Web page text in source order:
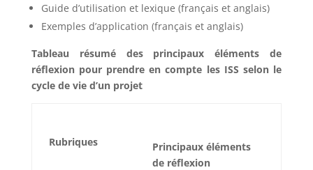
Guide d’utilisation et lexique (français et anglais)
Exemples d’application (français et anglais)
Tableau résumé des principaux éléments de
réflexion pour prendre en compte les ISS selon le
cycle de vie d’un projet
Rubriques
Principaux éléments
de réflexion